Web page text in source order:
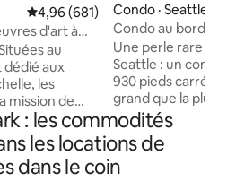
Note moyenne de 4,96 sur 5,
4,96 (681)
d'art à
au
aux
les
mission de
de 2 étages, il
(70 mètres
et d'un
sur le
Condo · Seattle
Condo au bord de
marche de Pike
Une perle rare
Seattle : un
930 pieds carrés
grand que la
avec
garage couvert.
est à 6 minutes à
pont Lenora. Un
: les commodités
les locations de
dans le coin